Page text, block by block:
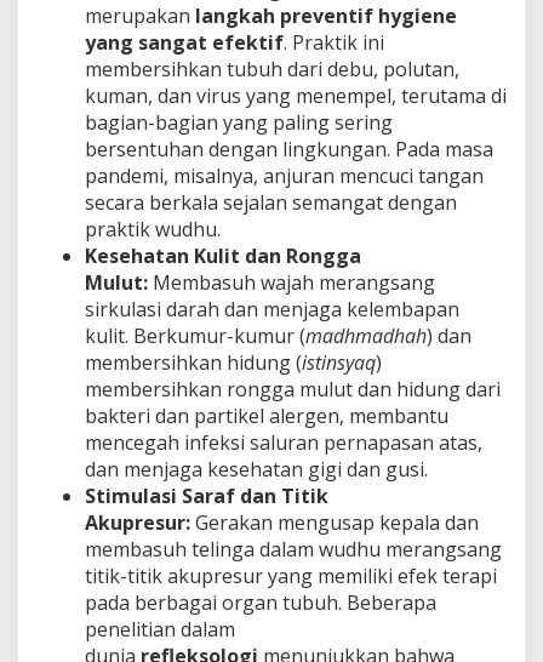
merupakan langkah preventif hygiene
yang sangat efektif. Praktik ini
membersihkan tubuh dari debu, polutan,
kuman, dan virus yang menempel, terutama di
bagian-bagian yang paling sering
bersentuhan dengan lingkungan. Pada masa
pandemi, misalnya, anjuran mencuci tangan
secara berkala sejalan semangat dengan
praktik wudhu.
Kesehatan Kulit dan Rongga
Mulut: Membasuh wajah merangsang
sirkulasi darah dan menjaga kelembapan
kulit. Berkumur-kumur (madhmadhah) dan
membersihkan hidung (istinsyaq)
membersihkan rongga mulut dan hidung dari
bakteri dan partikel alergen, membantu
mencegah infeksi saluran pernapasan atas,
dan menjaga kesehatan gigi dan gusi.
Stimulasi Saraf dan Titik
Akupresur:Gerakan mengusap kepala dan
membasuh telinga dalam wudhu merangsang
titik-titik akupresur yang memiliki efek terapi
pada berbagai organ tubuh. Beberapa
penelitian dalam
dunia refleksologi menunjukkan bahwa